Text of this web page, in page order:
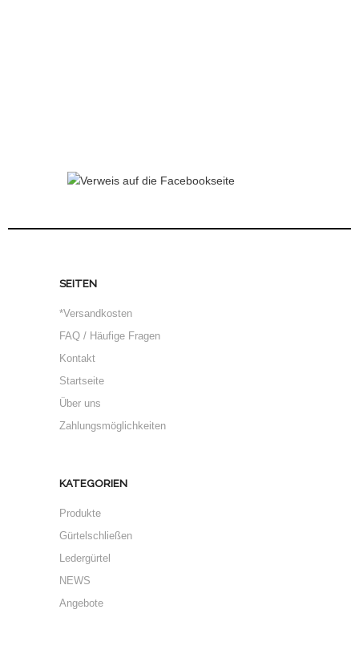
SEITEN
*Versandkosten
FAQ / Häufige Fragen
Kontakt
Startseite
Über uns
Zahlungsmöglichkeiten
KATEGORIEN
Produkte
Gürtelschließen
Ledergürtel
NEWS
Angebote